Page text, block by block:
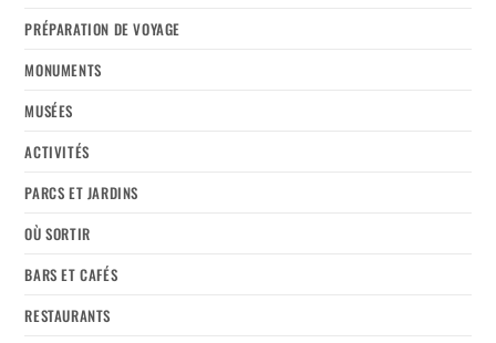
PRÉPARATION DE VOYAGE
MONUMENTS
MUSÉES
ACTIVITÉS
PARCS ET JARDINS
OÙ SORTIR
BARS ET CAFÉS
RESTAURANTS